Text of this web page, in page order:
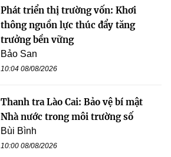
Phát triển thị trường vốn: Khơi
thông nguồn lực thúc đẩy tăng
trưởng bền vững
Bảo San
10:04 08/08/2026
Thanh tra Lào Cai: Bảo vệ bí mật
Nhà nước trong môi trường số
Bùi Bình
10:00 08/08/2026